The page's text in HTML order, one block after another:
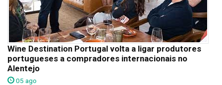
Wine Destination Portugal volta a ligar produtores
portugueses a compradores internacionais no
Alentejo
05 ago